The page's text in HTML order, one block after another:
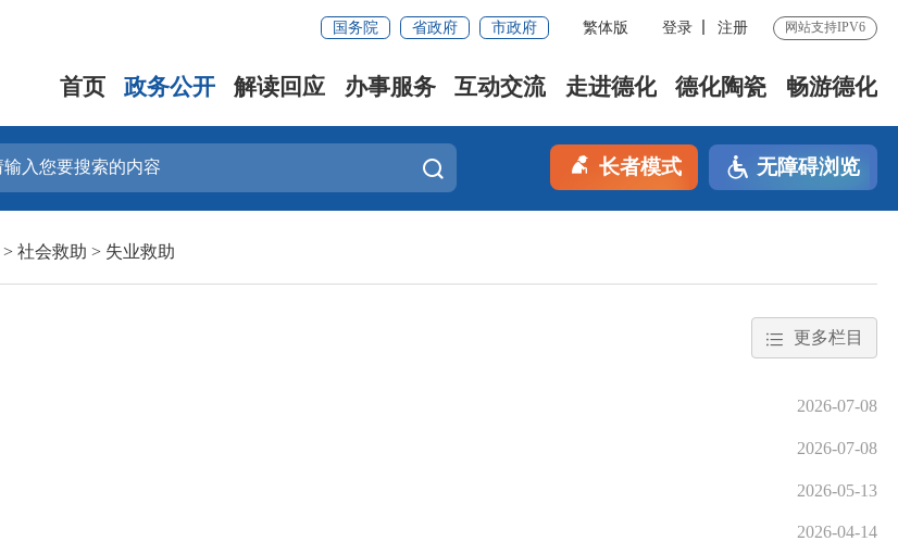
国务院 省政府 市政府 繁体版 登录 注册 网站支持IPV6
首页 政务公开 解读回应 办事服务 互动交流 走进德化 德化陶瓷 畅游德化
长者模式 无障碍浏览
> 社会救助 > 失业救助
更多栏目
2026-07-08
2026-07-08
2026-05-13
2026-04-14